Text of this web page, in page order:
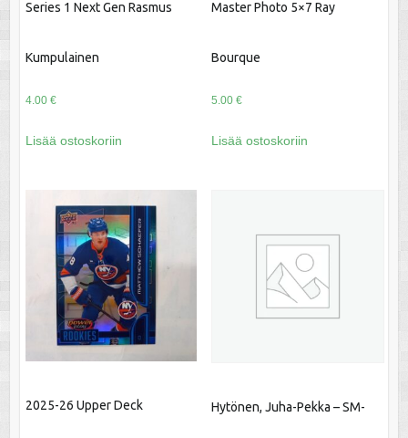
Series 1 Next Gen Rasmus
Kumpulainen
4.00 €
Lisää ostoskoriin
Master Photo 5×7 Ray
Bourque
5.00 €
Lisää ostoskoriin
2025-26 Upper Deck Hytönen, Juha-Pekka – SM-